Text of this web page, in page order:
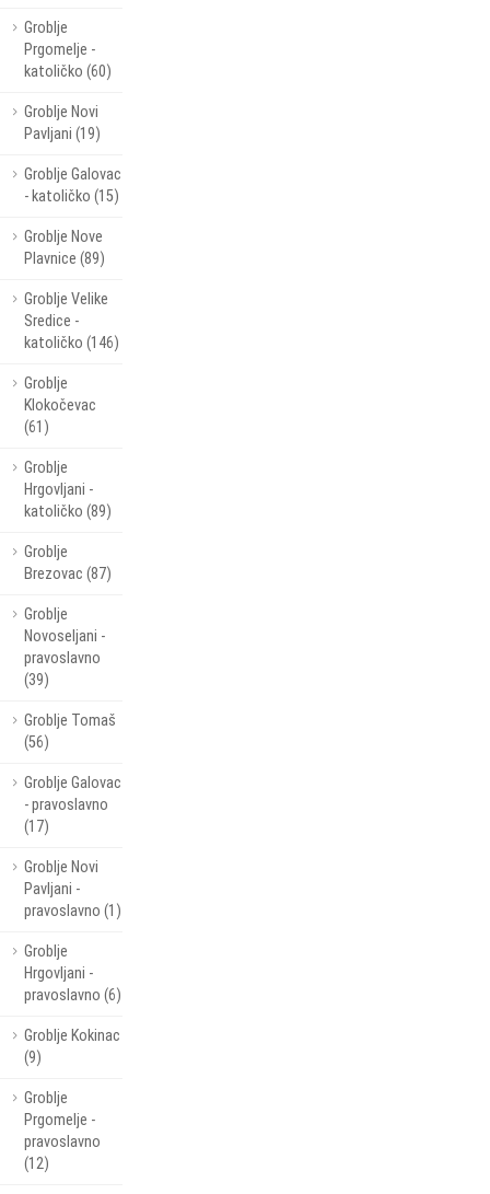
Groblje
Prgomelje -
katoličko (60)
Groblje Novi
Pavljani (19)
Groblje Galovac
- katoličko (15)
Groblje Nove
Plavnice (89)
Groblje Velike
Sredice -
katoličko (146)
Groblje
Klokočevac
(61)
Groblje
Hrgovljani -
katoličko (89)
Groblje
Brezovac (87)
Groblje
Novoseljani -
pravoslavno
(39)
Groblje Tomaš
(56)
Groblje Galovac
- pravoslavno
(17)
Groblje Novi
Pavljani -
pravoslavno (1)
Groblje
Hrgovljani -
pravoslavno (6)
Groblje Kokinac
(9)
Groblje
Prgomelje -
pravoslavno
(12)